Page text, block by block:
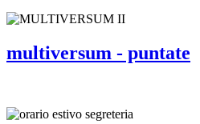
multiversum - puntate